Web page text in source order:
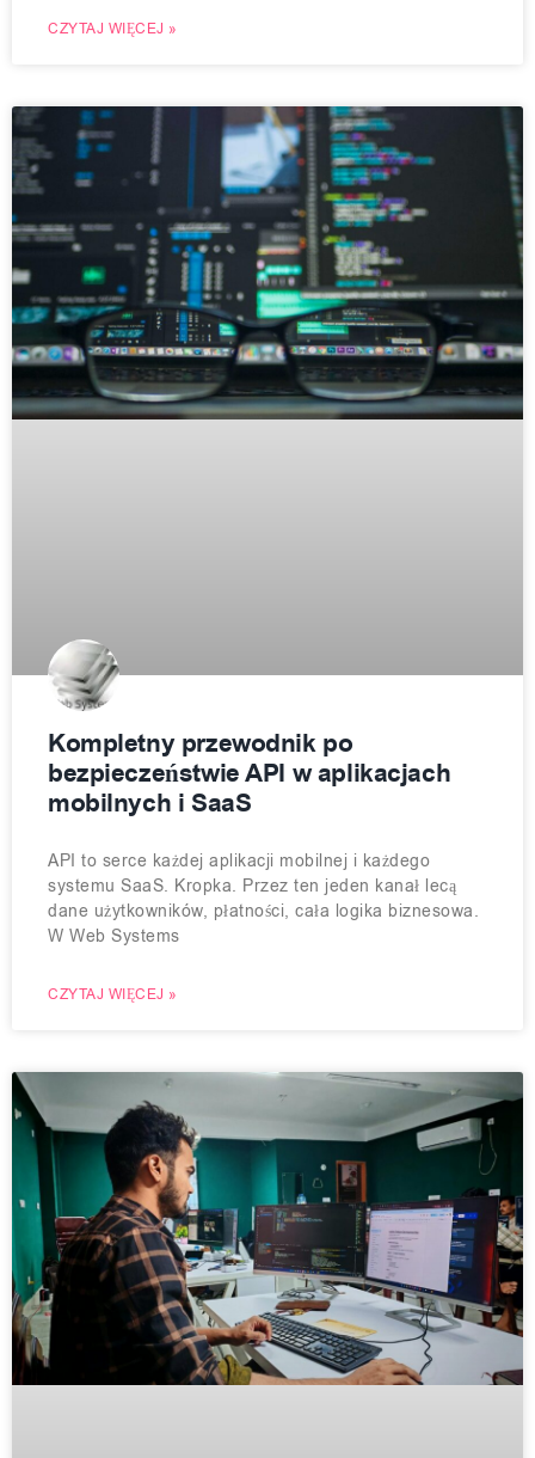
CZYTAJ WIĘCEJ »
Kompletny przewodnik po
bezpieczeństwie API w aplikacjach
mobilnych i SaaS
API to serce każdej aplikacji mobilnej i każdego
systemu SaaS. Kropka. Przez ten jeden kanał lecą
dane użytkowników, płatności, cała logika biznesowa.
W Web Systems
CZYTAJ WIĘCEJ »